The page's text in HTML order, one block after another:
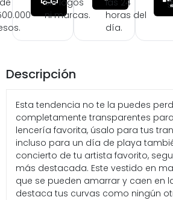
ni marcas.
horas del
día.
Descripción
Esta tendencia no te la puedes
completamente transparentes
lencería favorita, úsalo para tus
incluso para un día de playa
concierto de tu artista favorito,
más destacada. Este vestido en
que se pueden amarrar y caen en
destaca tus curvas como ningún